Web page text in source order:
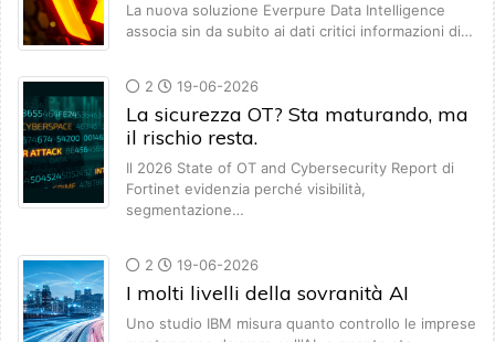
La nuova soluzione Everpure Data Intelligence
associa sin da subito ai dati critici informazioni di…
2 19-06-2026
La sicurezza OT? Sta maturando, ma
il rischio resta.
Il 2026 State of OT and Cybersecurity Report di
Fortinet evidenzia perché visibilità,
segmentazione…
2 19-06-2026
I molti livelli della sovranità AI
Uno studio IBM misura quanto controllo le imprese